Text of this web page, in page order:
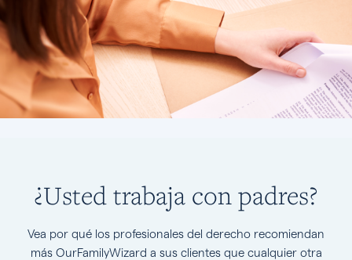
¿Usted trabaja con padres?
Vea por qué los profesionales del derecho recomiendan
más OurFamilyWizard a sus clientes que cualquier otra